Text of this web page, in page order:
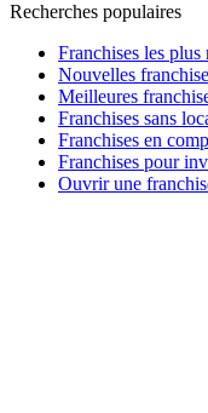
Recherches populaires
Franchises les plus
Nouvelles
Meilleures
Franchises sans
Franchises en
Franchises pour
Ouvrir une